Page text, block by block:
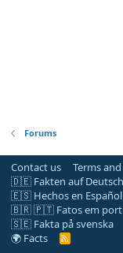
Forums
Contact us Terms
🇩🇪 Fakten auf Deutsch
🇪🇸 Hechos en Español
🇧🇷 🇵🇹 Fatos em
🇸🇪 Fakta på svenska
🌍 Facts
R